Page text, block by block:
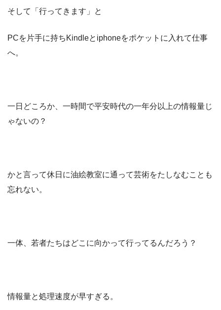
そして「行ってきます」と
PCを片手に持ちKindleとiphoneをポケットに入れて仕事
へ。
一日どころか、一時間で平安時代の一年分以上の情報量じ
ゃないの？
かと言って休日に油絵教室に通って芸術をたしなむことも
忘れない。
一体、若者たちはどこに向かって行ってるんだろう？
情報量と処理速度が早すぎる。